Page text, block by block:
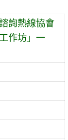
詢熱線協會
作坊」一